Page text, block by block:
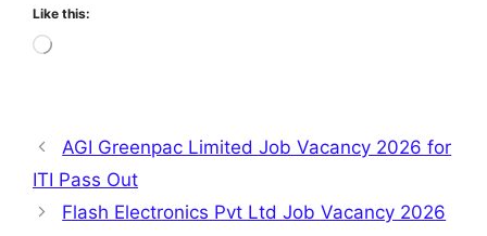
Like this:
Loading…
AGI Greenpac Limited Job Vacancy 2026 for
ITI Pass Out
Flash Electronics Pvt Ltd Job Vacancy 2026